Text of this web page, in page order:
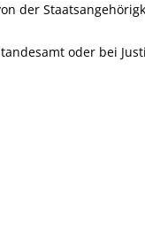
der
oder bei